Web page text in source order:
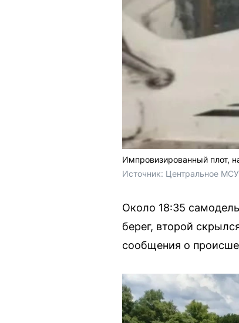
Импровизированный плот,
Источник: Центральное
Около 18:35
берег, второй
сообщения о